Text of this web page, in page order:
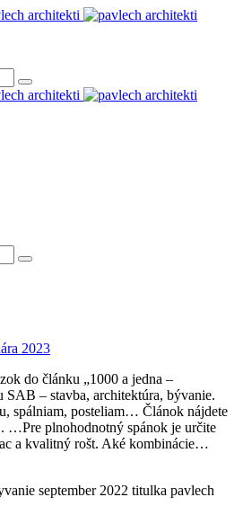
2023
do článku „1000 a jedna –
SAB – stavba, architektúra, bývanie.
spálniam, posteliam… Článok nájdete
…Pre plnohodnotný spánok je určite
a kvalitný rošt. Aké kombinácie…